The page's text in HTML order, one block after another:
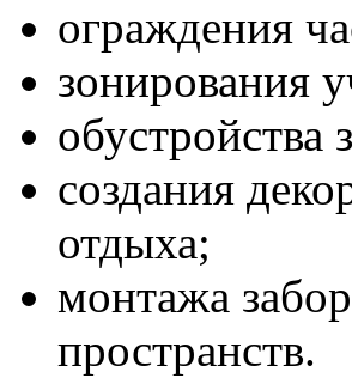
ограждения
зонирования
обустройства
создания
отдыха;
монтажа
пространств.